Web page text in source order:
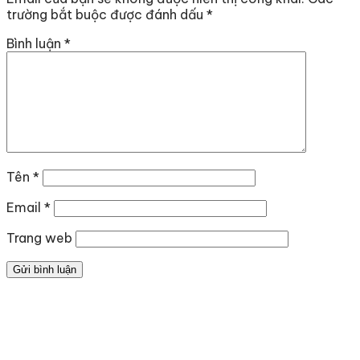
trường bắt buộc được đánh dấu *
Bình luận *
Tên *
Email *
Trang web